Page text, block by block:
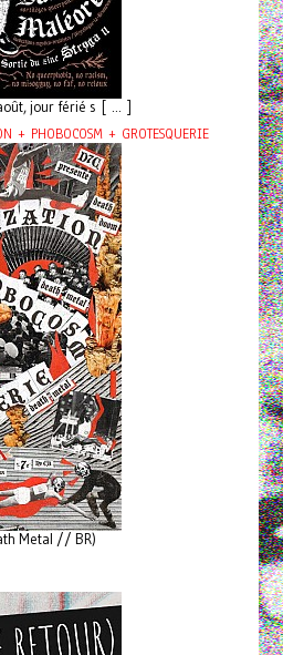
jour férié s [ ... ]
PHOBOCOSM + GROTESQUERIE
Metal // BR)